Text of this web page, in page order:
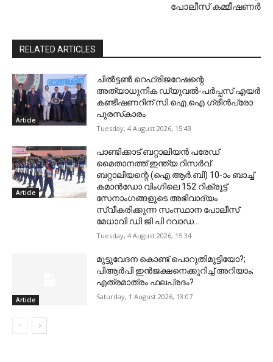
പോലീസ് കമ്മീഷണർ
RELATED ARTICLES
Article
ചിൽട്ടൺ റെഫ്രിജറേഷന്റെ
അത്യാധുനിക ഡ്യുവൽ-പർപ്പസ് എയർ
കണ്ടീഷണറിന് സി.ഐ.ഐ ഗ്രീൻപ്രോ
പുരസ്‌കാരം
Tuesday, 4 August 2026, 15:43
Article
പാണ്ടിക്കാട് ബറ്റാലിയന്‍ പരേഡ്
മൈതാനത്ത് ഇന്ത്യ റിസര്‍വ്
ബറ്റാലിയന്റെ (ഐ.ആര്‍.ബി) 10-ാം ബാച്ച്
കമാന്‍ഡോ വിംഗിലെ 152 റിക്രൂട്ട്
സേനാംഗങ്ങളുടെ അഭിവാദ്യം
സ്വീകരിക്കുന്ന സംസ്ഥാന പോലീസ്
മേധാവി ഡി ജി പി റവാഡ...
Tuesday, 4 August 2026, 15:34
Article
മുട്ടുവേദന കൊണ്ട് പൊറുതിമുട്ടിയോ?;
പിആര്‍പി ഇന്‍ജക്ഷനെക്കുറിച്ച് അറിയാം;
എത്രമാത്രം ഫലപ്രദം?
Saturday, 1 August 2026, 13:07